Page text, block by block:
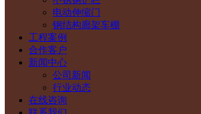
电动伸缩门
钢结构廊架车棚
工程案例
合作客户
新闻中心
公司新闻
行业动态
在线咨询